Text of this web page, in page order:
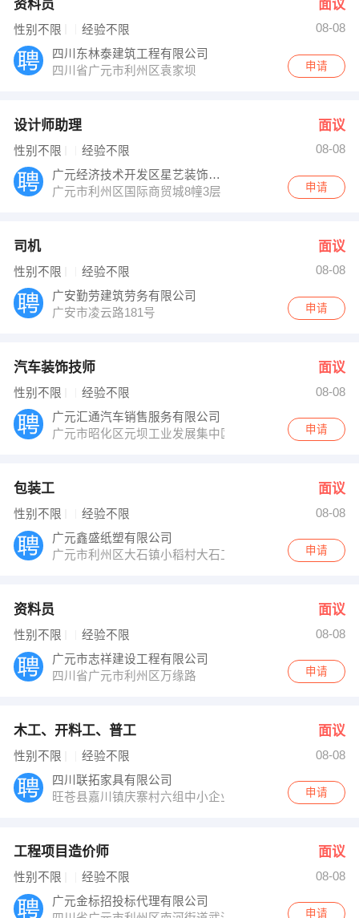
资料员 面议
性别不限 经验不限
08-08
四川东林泰建筑工程有限公司
四川省广元市利州区袁家坝
申请
设计师助理 面议
性别不限 经验不限
08-08
广元经济技术开发区星艺装饰设计服务部
广元市利州区国际商贸城8幢3层
申请
司机 面议
性别不限 经验不限
08-08
广安勤劳建筑劳务有限公司
广安市凌云路181号
申请
汽车装饰技师 面议
性别不限 经验不限
08-08
广元汇通汽车销售服务有限公司
广元市昭化区元坝工业发展集中区
申请
包装工 面议
性别不限 经验不限
08-08
广元鑫盛纸塑有限公司
广元市利州区大石镇小稻村大石工业园区
申请
资料员 面议
性别不限 经验不限
08-08
广元市志祥建设工程有限公司
四川省广元市利州区万缘路
申请
木工、开料工、普工 面议
性别不限 经验不限
08-08
四川联拓家具有限公司
旺苍县嘉川镇庆寨村六组中小企业工业园
申请
工程项目造价师 面议
性别不限 经验不限
08-08
广元金标招投标代理有限公司
申请